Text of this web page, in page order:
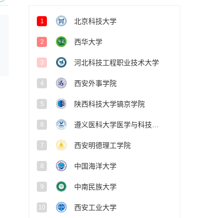
1 北京科技大学
2 西华大学
3 河北科技工程职业技术大学
4 西安外事学院
5 陕西科技大学镐京学院
6
7 西安明德理工学院
8 中国海洋大学
9 中南民族大学
10 西安工业大学